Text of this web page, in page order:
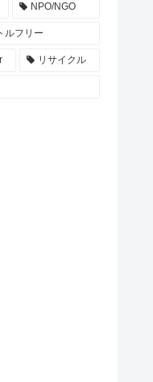
NPO/NGO
ルフリー
リサイクル